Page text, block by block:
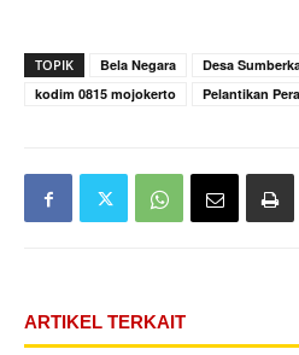
TOPIK Bela Negara
Desa
kodim 0815 mojokerto
Pelantikan
ARTIKEL TERKAIT